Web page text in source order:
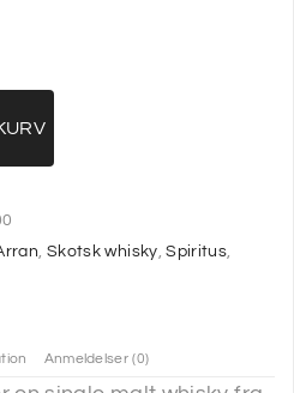
Skotsk whisky ,Spiritus
Anmeldelser (0)